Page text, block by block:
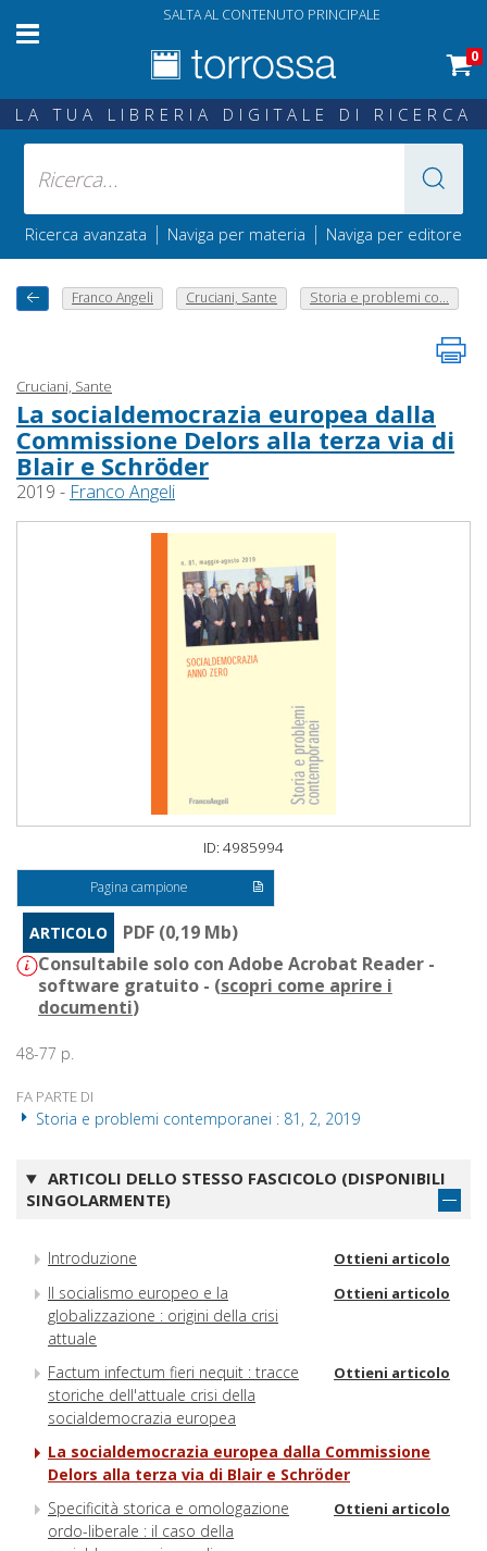
SALTA AL CONTENUTO PRINCIPALE
0
LA TUA LIBRERIA DIGITALE DI RICERCA
Ricerca avanzata | Naviga per materia | Naviga per editore
Franco Angeli Cruciani, Sante Storia e problemi co...
Cruciani, Sante
La socialdemocrazia europea dalla
Commissione Delors alla terza via di
Blair e Schröder
2019 - Franco Angeli
ID: 4985994
Pagina campione
ARTICOLO
PDF (0,19 Mb)
Consultabile solo con Adobe Acrobat Reader -
software gratuito - (scopri come aprire i
documenti)
48-77 p.
FA PARTE DI
Storia e problemi contemporanei : 81, 2, 2019
ARTICOLI DELLO STESSO FASCICOLO (DISPONIBILI
SINGOLARMENTE)
Introduzione Ottieni articolo
Il socialismo europeo e la
globalizzazione : origini della crisi
attuale
Ottieni articolo
Factum infectum fieri nequit : tracce
storiche dell'attuale crisi della
socialdemocrazia europea
Ottieni articolo
La socialdemocrazia europea dalla Commissione
Delors alla terza via di Blair e Schröder
Specificità storica e omologazione
ordo-liberale : il caso della
Ottieni articolo